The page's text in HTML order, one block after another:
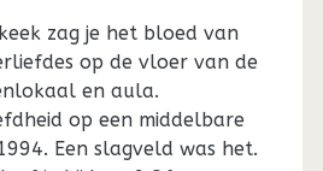
zag je het bloed van
op de vloer van de
en aula.
op een middelbare
Een slagveld was het.